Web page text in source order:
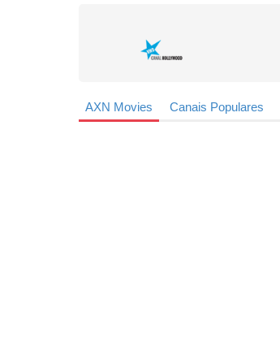
AXN Movies Canais Populares